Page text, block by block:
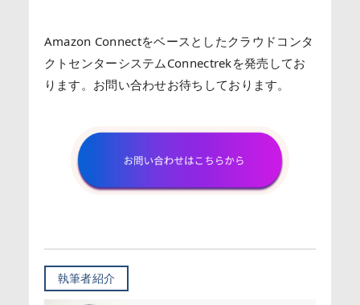
Amazon Connectをベースとしたクラウドコンタ
クトセンターシステムConnectrekを発売してお
ります。お問い合わせお待ちしております。
執筆者紹介